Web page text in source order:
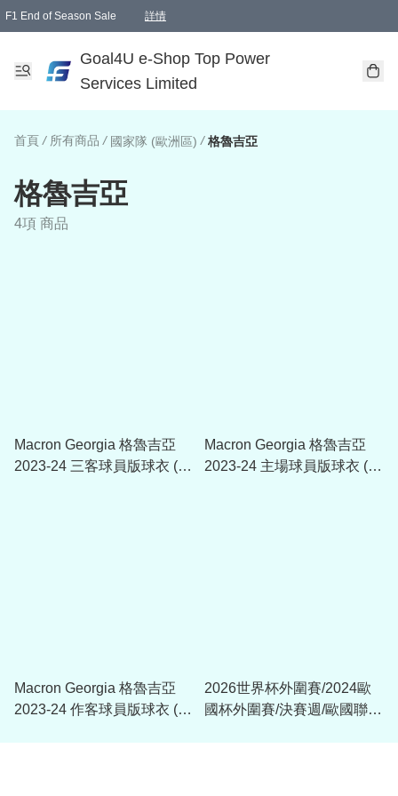
F1 End of Season Sale 詳情
Goal4U e-Shop Top Power
Services Limited
首頁 / 所有商品 / 國家隊 (歐洲區) / 格魯吉亞
格魯吉亞
4項 商品
Macron Georgia 格魯吉亞
2023-24 三客球員版球衣 (附
Macron Georgia 格魯吉亞
2023-24 主場球員版球衣 (附
Macron Georgia 格魯吉亞
2023-24 作客球員版球衣 (附
2026世界杯外圍賽/2024歐
國杯外圍賽/決賽週/歐國聯臂